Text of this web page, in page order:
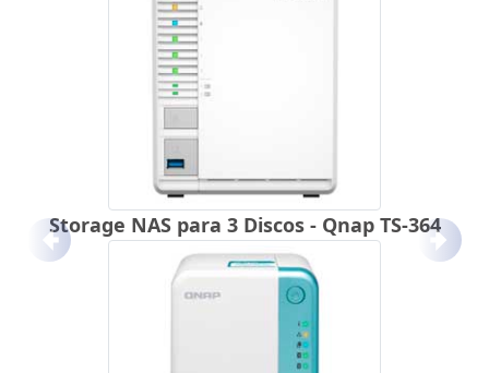
Storage NAS para 3 Discos - Qnap TS-364
Anterior